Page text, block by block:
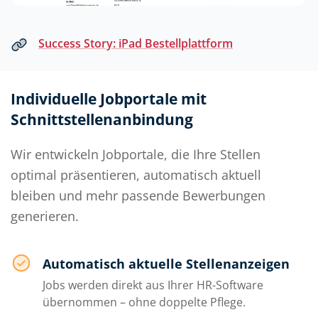
Success Story: iPad Bestellplattform
Individuelle Jobportale mit
Schnittstellenanbindung
Wir entwickeln Jobportale, die Ihre Stellen
optimal präsentieren, automatisch aktuell
bleiben und mehr passende Bewerbungen
generieren.
Automatisch aktuelle Stellenanzeigen
Jobs werden direkt aus Ihrer HR-Software
übernommen – ohne doppelte Pflege.